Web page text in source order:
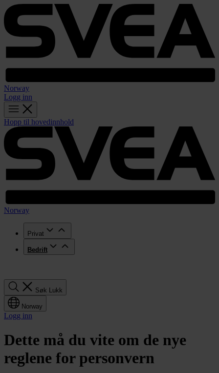
Norway
Logg inn
Hopp til hovedinnhold
Norway
Privat
Bedrift
Søk Lukk
Norway
Logg inn
Dette må du vite om de nye
reglene for personvern